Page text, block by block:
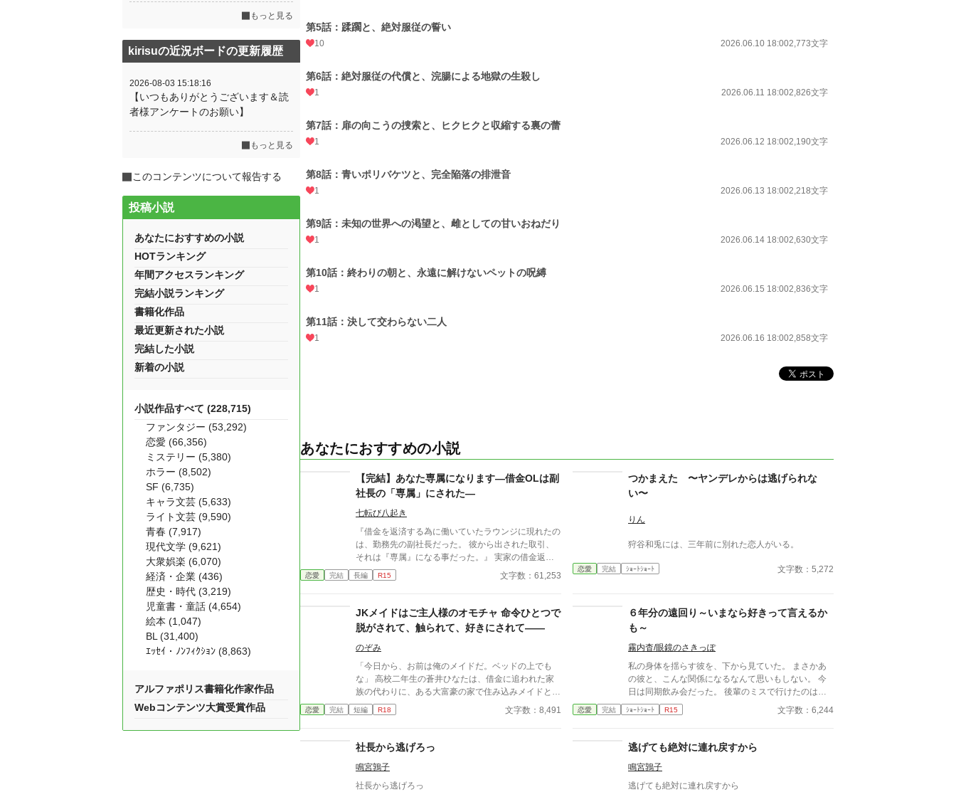
第5話：蹂躙と、絶対服従の誓い
10 2026.06.10 18:002,773文字
第6話：絶対服従の代償と、浣腸による地獄の生殺し
1 2026.06.11 18:002,826文字
第7話：扉の向こうの捜索と、ヒクヒクと収縮する裏の蕾
1 2026.06.12 18:002,190文字
第8話：青いポリバケツと、完全陥落の排泄音
1 2026.06.13 18:002,218文字
第9話：未知の世界への渇望と、雌としての甘いおねだり
1 2026.06.14 18:002,630文字
第10話：終わりの朝と、永遠に解けないペットの呪縛
1 2026.06.15 18:002,836文字
第11話：決して交わらない二人
1 2026.06.16 18:002,858文字
あなたにおすすめの小説
【完結】あなた専属になります―借金OLは副
社長の「専属」にされた―
七転び八起き
『借金を返済する為に働いていたラウンジに現れたの
は、勤務先の副社長だった。 彼から出された取引、
それは『専属』になる事だった。』 実家の借金返済
のため、昼は会社員、夜はラウンジ嬢として働く優
美。 ある夜、一人でグラスを傾ける謎めいた男性客
る人だった。 「また来る」 そう言い残して去った
彼。 しかし翌日、会社に現れたのは、なんと店に来
た彼で、勤務先の副社長の河内だった。 「俺専属の
嬢になって欲しい」 ラウンジで働いている事を秘密
にする代わりに出された取引。 突然の取引提案に戸
惑う優美。 しかし借金に追われる現状では、断る選
択肢はなかった。 恋愛経験ゼロの優美と、完璧に見
えて不器用な副社長。 立場も境遇も違う二人が紡ぐ
ラブストーリー。
恋愛 完結 長編 R15 文字数：61,253
つかまえた 〜ヤンデレからは逃げられな
い〜
りん
狩谷和兎には、三年前に別れた恋人がいる。
恋愛 完結 ｼｮｰﾄｼｮｰﾄ 文字数：5,272
JKメイドはご主人様のオモチャ 命令ひとつで
脱がされて、触られて、好きにされて――
のぞみ
「今日から、お前は俺のメイドだ。ベッドの上でも
な」 高校二年生の蒼井ひなたは、借金に追われた家
族の代わりに、ある大富豪の家で住み込みメイドとし
て働くことに。 そこは、まるでおとぎ話に出てきそ
うな大きな洋館。 でも、そこで待っていたのは、同
格が超ドSな御曹司、天城 蓮だった。 昼間は生徒会
長、夜は…ご主人様？ しかも、彼の命令はちょっと
普通じゃない。 「掃除だけじゃダメだろ？ ご主人
様の癒しも、メイドの大事な仕事だろ？」 手を握ら
恋愛 完結 短編 R18 文字数：8,491
６年分の遠回り～いまなら好きって言えるか
も～
霧内杳/眼鏡のさきっぽ
私の身体を揺らす彼を、下から見ていた。 まさかあ
の彼と、こんな関係になるなんて思いもしない。 今
日は同期飲み会だった。 後輩のミスで行けたのは本
当に最後。 飲み足りないという私に彼は付き合って
くれた。 彼とは入社当時、部署は違ったが同じ仕事
きだったんだと思う。 けれど仕事で負けたくないな
んて私のちっぽけなプライドのせいで、その一線は越
えられなかった。 でも、あれから変わった私な
ら……。 ****** 2021/05/29 公開 ****** 表紙 いも
恋愛 完結 ｼｮｰﾄｼｮｰﾄ R15 文字数：6,244
社長から逃げろっ
鳴宮鶉子
社長から逃げろっ
逃げても絶対に連れ戻すから
鳴宮鶉子
逃げても絶対に連れ戻すから
もっと見る
kirisuの近況ボードの更新履歴
2026-08-03 15:18:16
【いつもありがとうございます＆読
者様アンケートのお願い】
もっと見る
このコンテンツについて報告する
投稿小説
あなたにおすすめの小説
HOTランキング
年間アクセスランキング
完結小説ランキング
書籍化作品
最近更新された小説
完結した小説
新着の小説
小説作品すべて (228,715)
ファンタジー (53,292)
恋愛 (66,356)
ミステリー (5,380)
ホラー (8,502)
SF (6,735)
キャラ文芸 (5,633)
ライト文芸 (9,590)
青春 (7,917)
現代文学 (9,621)
大衆娯楽 (6,070)
経済・企業 (436)
歴史・時代 (3,219)
児童書・童話 (4,654)
絵本 (1,047)
BL (31,400)
ｴｯｾｲ・ﾉﾝﾌｨｸｼｮﾝ (8,863)
アルファポリス書籍化作家作品
Webコンテンツ大賞受賞作品